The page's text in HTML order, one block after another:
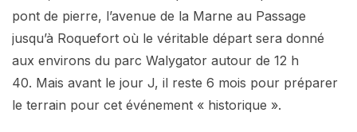
pont de pierre, l’avenue de la Marne au Passage
jusqu’à Roquefort où le véritable départ sera donné
aux environs du parc Walygator autour de 12 h
40. Mais avant le jour J, il reste 6 mois pour préparer
le terrain pour cet événement « historique ».